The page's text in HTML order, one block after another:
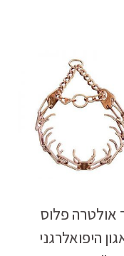
אולטרה פלוס
היפואלרגני